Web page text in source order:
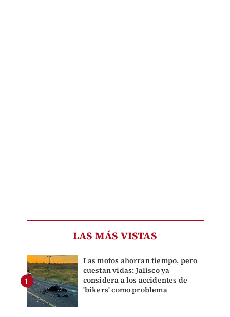
LAS MÁS VISTAS
Las motos ahorran tiempo, pero
cuestan vidas: Jalisco ya
considera a los accidentes de
'bikers' como problema